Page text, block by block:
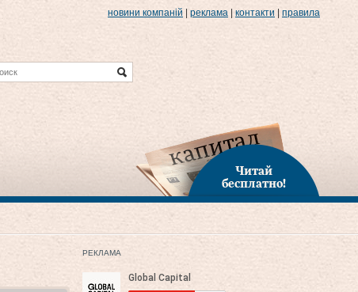
новини компаній реклама контакти правила
Читай
бесплатно!
РЕКЛАМА